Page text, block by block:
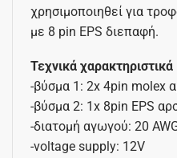
χρησιμοποιηθεί για
με 8 pin EPS διεπαφή.
Τεχνικά χαρακτηριστικά
-βύσμα 1: 2x 4pin molex
-βύσμα 2: 1x 8pin EPS
-διατομή αγωγού: 20
-voltage supply: 12V